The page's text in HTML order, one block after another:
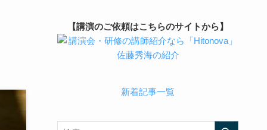
【講演のご依頼はこちらのサイトから】
新着記事一覧